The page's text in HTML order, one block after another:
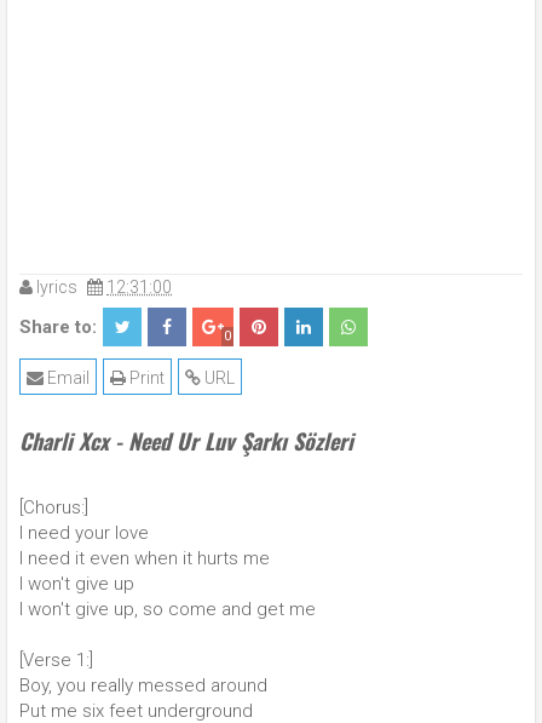
lyrics 12:31:00
Share to: 0
URL
Print
Email
Charli Xcx - Need Ur Luv Şarkı Sözleri
[Chorus:]
I need your love
I need it even when it hurts me
I won't give up
I won't give up, so come and get me
[Verse 1:]
Boy, you really messed around
Put me six feet underground